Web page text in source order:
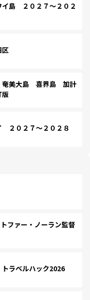
島 ２０２７～２０２
美大島 喜界島 加計
０２７～２０２８
ファー・ノーラン監督
ラベルハック2026